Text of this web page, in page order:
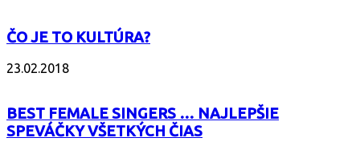
ČO JE TO KULTÚRA?
23.02.2018
BEST FEMALE SINGERS … NAJLEPŠIE
SPEVÁČKY VŠETKÝCH ČIAS